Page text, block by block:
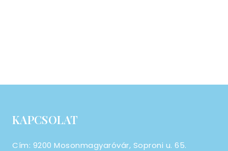
KAPCSOLAT
Cím: 9200 Mosonmagyaróvár, Soproni u. 65.